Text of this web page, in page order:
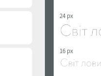
24 px
16 px